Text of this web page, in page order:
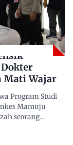
Mati Wajar
Program Studi
Mamuju
seorang